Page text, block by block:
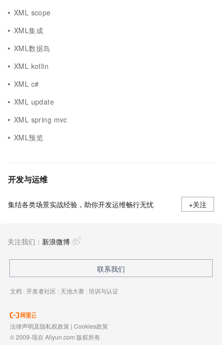
XML scope
XML集成
XML数据岛
XML kotlin
XML c#
XML update
XML spring mvc
XML预览
开发与运维
集结各类场景实战经验，助你开发运维畅行无忧 +关注
关注我们： 新浪微博
联系我们
文档 | 开发者社区 | 天池大赛 | 培训与认证
法律声明及隐私权政策 | Cookies政策
© 2009-现在 Aliyun.com 版权所有